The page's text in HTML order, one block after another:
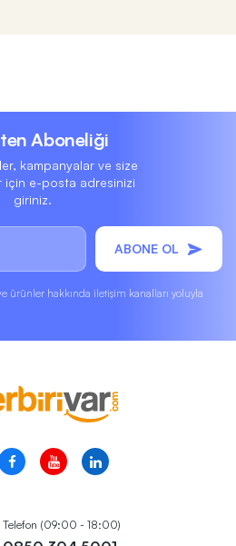
Aboneliği
kampanyalar ve size
için e-posta adresinizi
giriniz.
ABONE OL
ürünler hakkında iletişim kanalları yoluyla
Telefon (09:00 - 18:00)